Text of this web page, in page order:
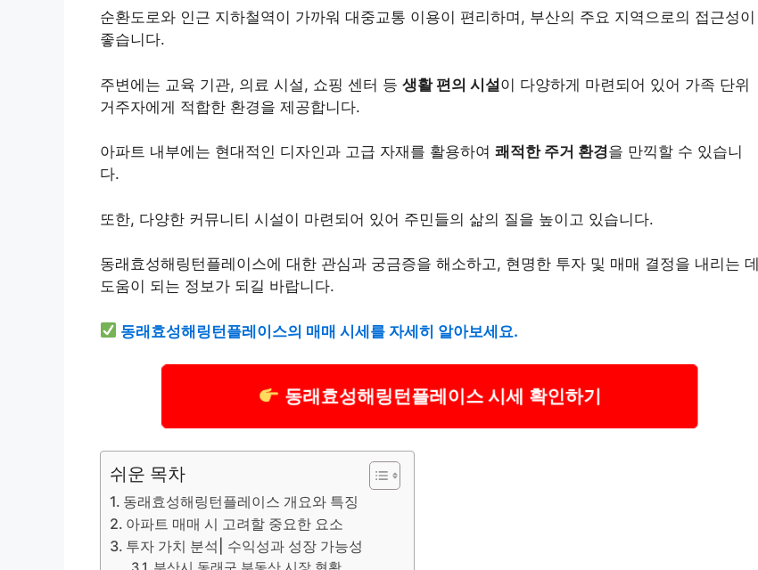
순환도로와 인근 지하철역이 가까워 대중교통 이용이 편리하며, 부산의 주요 지역으로의 접근성이
좋습니다.
주변에는 교육 기관, 의료 시설, 쇼핑 센터 등 생활 편의 시설이 다양하게 마련되어 있어 가족 단위
거주자에게 적합한 환경을 제공합니다.
아파트 내부에는 현대적인 디자인과 고급 자재를 활용하여 쾌적한 주거 환경을 만끽할 수 있습니
다.
또한, 다양한 커뮤니티 시설이 마련되어 있어 주민들의 삶의 질을 높이고 있습니다.
동래효성해링턴플레이스에 대한 관심과 궁금증을 해소하고, 현명한 투자 및 매매 결정을 내리는 데
도움이 되는 정보가 되길 바랍니다.
동래효성해링턴플레이스의 매매 시세를 자세히 알아보세요.
동래효성해링턴플레이스 시세 확인하기
쉬운 목차
동래효성해링턴플레이스 개요와 특징
아파트 매매 시 고려할 중요한 요소
투자 가치 분석| 수익성과 성장 가능성